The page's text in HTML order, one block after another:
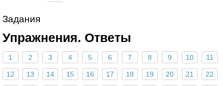
Задания
Упражнения. Ответы
1 2 3 4 5 6 7 8 9 10 11
12 13 14 15 16 17 18 19 20 21 22